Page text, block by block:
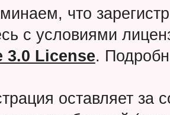
что
с условиями
3.0 License.
оставляет за